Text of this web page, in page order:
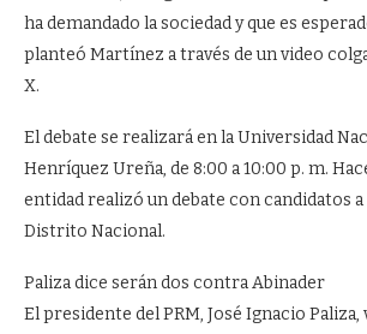
ha demandado la sociedad y que es
planteó Martínez a través de un video
X.
El debate se realizará en la Universidad
Henríquez Ureña, de 8:00 a 10:00 p. m.
entidad realizó un debate con candidatos a
Distrito Nacional.
Paliza dice serán dos contra Abinader
El presidente del PRM, José Ignacio Paliza,